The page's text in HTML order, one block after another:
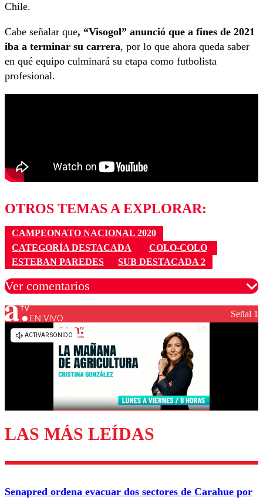
Chile.
Cabe señalar que, “Visogol” anunció que a fines de 2021
iba a terminar su carrera, por lo que ahora queda saber
en qué equipo culminará su etapa como futbolista
profesional.
OTROS TEMAS A EXPLORAR:
CAMPEONATO NACIONAL 2020
CATEGORÍA DESTACADA
COLO-COLO
ESTEBAN PAREDES
SUB DESTACADA 2
Ver comentarios
Los comentarios son moderados para garantizar un
diálogo respetuoso.
Enviar comentario
EN VIVO Señal 1
LAS MÁS LEÍDAS
Senapred ordena evacuar dos sectores de Carahue por